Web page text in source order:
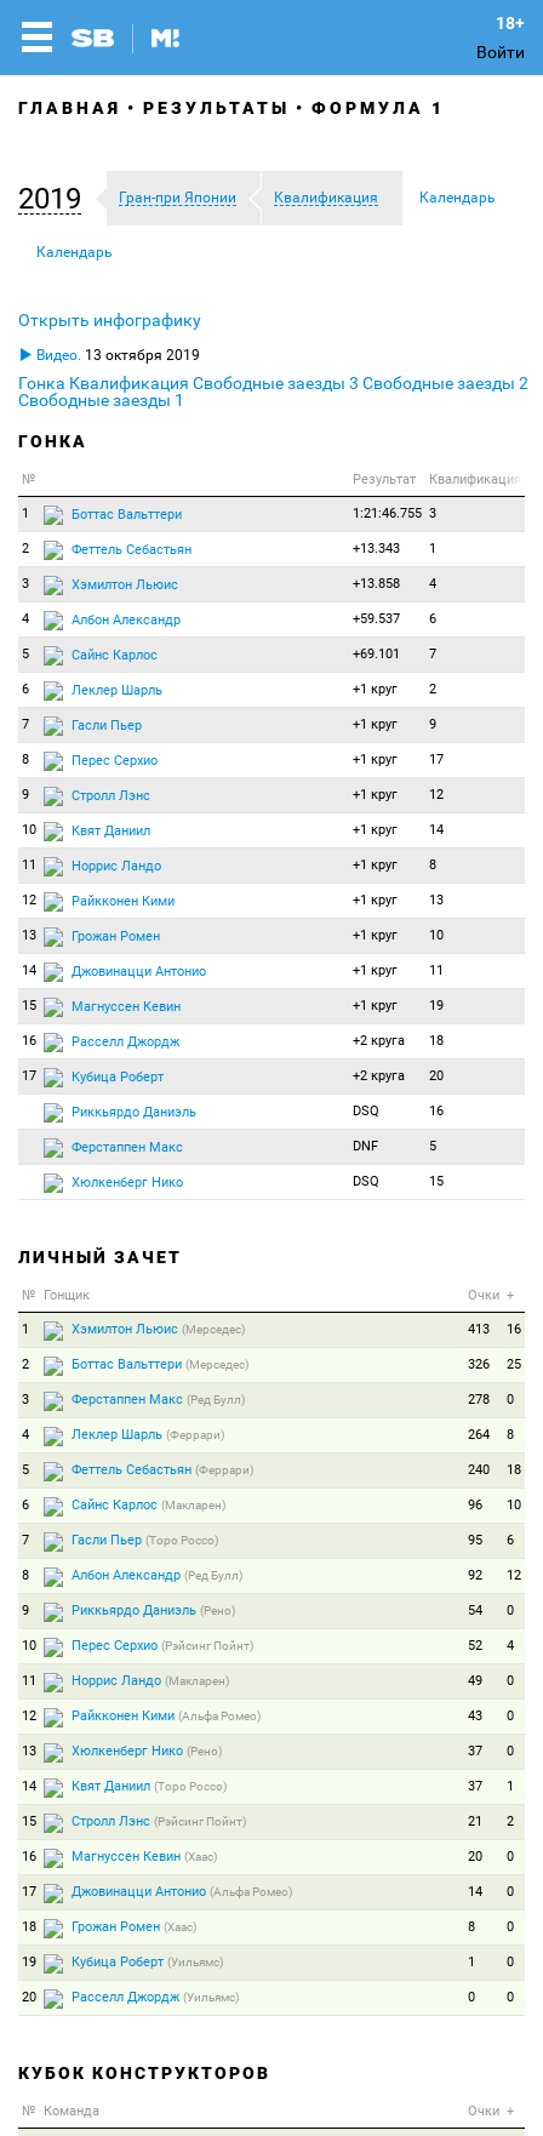
Войти
ГЛАВНАЯ РЕЗУЛЬТАТЫ ФОРМУЛА 1
2019 Гран-при Японии Квалификация Календарь
Календарь
Открыть инфографику
Видео. 13 октября 2019
Гонка Квалификация Свободные заезды 3 Свободные заезды 2
Свободные заезды 1
ГОНКА
№ Результат Квалификация
1 Боттас Вальттери 1:21:46.755 3
2 Феттель Себастьян +13.343 1
3 Хэмилтон Льюис +13.858 4
4 Албон Александр +59.537 6
5 Сайнс Карлос +69.101 7
6 Леклер Шарль +1 круг 2
7 Гасли Пьер +1 круг 9
8 Перес Серхио +1 круг 17
9 Стролл Лэнс +1 круг 12
10 Квят Даниил +1 круг 14
11 Норрис Ландо +1 круг 8
12 Райкконен Кими +1 круг 13
13 Грожан Ромен +1 круг 10
14 Джовинацци Антонио +1 круг 11
15 Магнуссен Кевин +1 круг 19
16 Расселл Джордж +2 круга 18
17 Кубица Роберт +2 круга 20
Риккьярдо Даниэль DSQ 16
Ферстаппен Макс DNF 5
Хюлкенберг Нико DSQ 15
ЛИЧНЫЙ ЗАЧЕТ
№ Гонщик Очки +
1 Хэмилтон Льюис (Мерседес) 413 16
2 Боттас Вальттери (Мерседес) 326 25
3 Ферстаппен Макс (Ред Булл) 278 0
4 Леклер Шарль (Феррари) 264 8
5 Феттель Себастьян (Феррари) 240 18
6 Сайнс Карлос (Макларен) 96 10
7 Гасли Пьер (Торо Россо) 95 6
8 Албон Александр (Ред Булл) 92 12
9 Риккьярдо Даниэль (Рено) 54 0
10 Перес Серхио (Рэйсинг Пойнт) 52 4
11 Норрис Ландо (Макларен) 49 0
12 Райкконен Кими (Альфа Ромео) 43 0
13 Хюлкенберг Нико (Рено) 37 0
14 Квят Даниил (Торо Россо) 37 1
15 Стролл Лэнс (Рэйсинг Пойнт) 21 2
16 Магнуссен Кевин (Хаас) 20 0
17 Джовинацци Антонио (Альфа Ромео) 14 0
18 Грожан Ромен (Хаас) 8 0
19 Кубица Роберт (Уильямс) 1 0
20 Расселл Джордж (Уильямс) 0 0
КУБОК КОНСТРУКТОРОВ
№ Команда Очки +